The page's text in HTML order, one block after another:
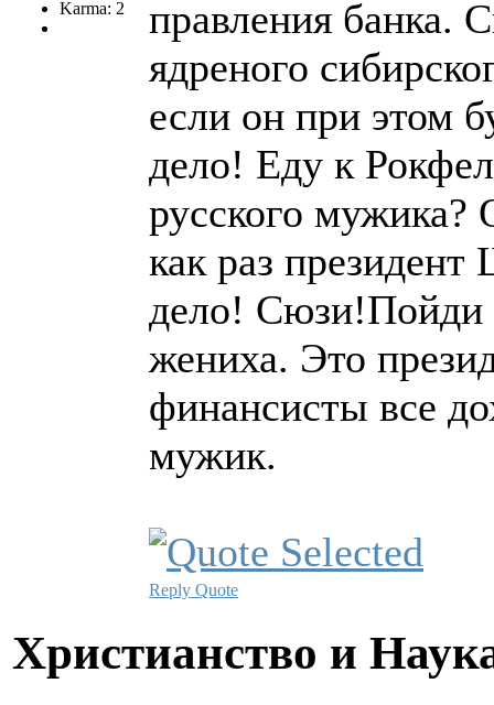
Karma: 2
правления банка.
ядреного
если он при этом
дело! Еду к
русского
как раз
дело! Сюзи!Пойди
жениха. Это
финансисты все
мужик.
Reply Quote
Христианство и